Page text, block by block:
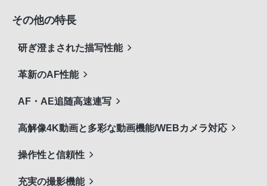
その他の特長
研ぎ澄まされた描写性能
革新のAF性能
AF・AE追随高速連写
高解像4K動画と多彩な動画機能/WEBカメラ対応
操作性と信頼性
充実の撮影機能